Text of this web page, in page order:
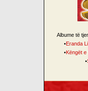
Albume të
•Eranda
•Këngët e
•